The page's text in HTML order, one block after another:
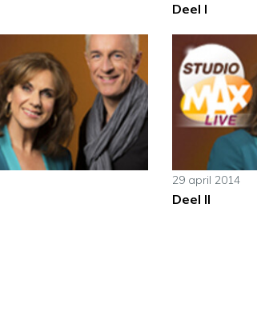
Deel I
29 april 2014
Deel II